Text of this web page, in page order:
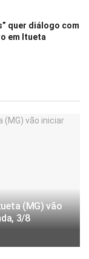
quer diálogo com
em Itueta
(MG) vão
3/8